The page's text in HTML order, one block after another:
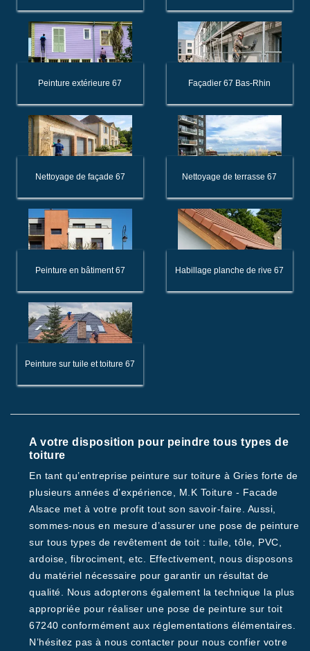
Peinture extérieure 67 Façadier 67 Bas-Rhin
Nettoyage de façade 67 Nettoyage de terrasse 67
Peinture en bâtiment 67 Habillage planche de rive 67
Peinture sur tuile et toiture 67
A votre disposition pour peindre tous types de
toiture
En tant qu’entreprise peinture sur toiture à Gries forte de
plusieurs années d’expérience, M.K Toiture - Facade
Alsace met à votre profit tout son savoir-faire. Aussi,
sommes-nous en mesure d’assurer une pose de peinture
sur tous types de revêtement de toit : tuile, tôle, PVC,
ardoise, fibrociment, etc. Effectivement, nous disposons
du matériel nécessaire pour garantir un résultat de
qualité. Nous adopterons également la technique la plus
appropriée pour réaliser une pose de peinture sur toit
67240 conformément aux réglementations élémentaires.
N’hésitez pas à nous contacter pour nous confier votre